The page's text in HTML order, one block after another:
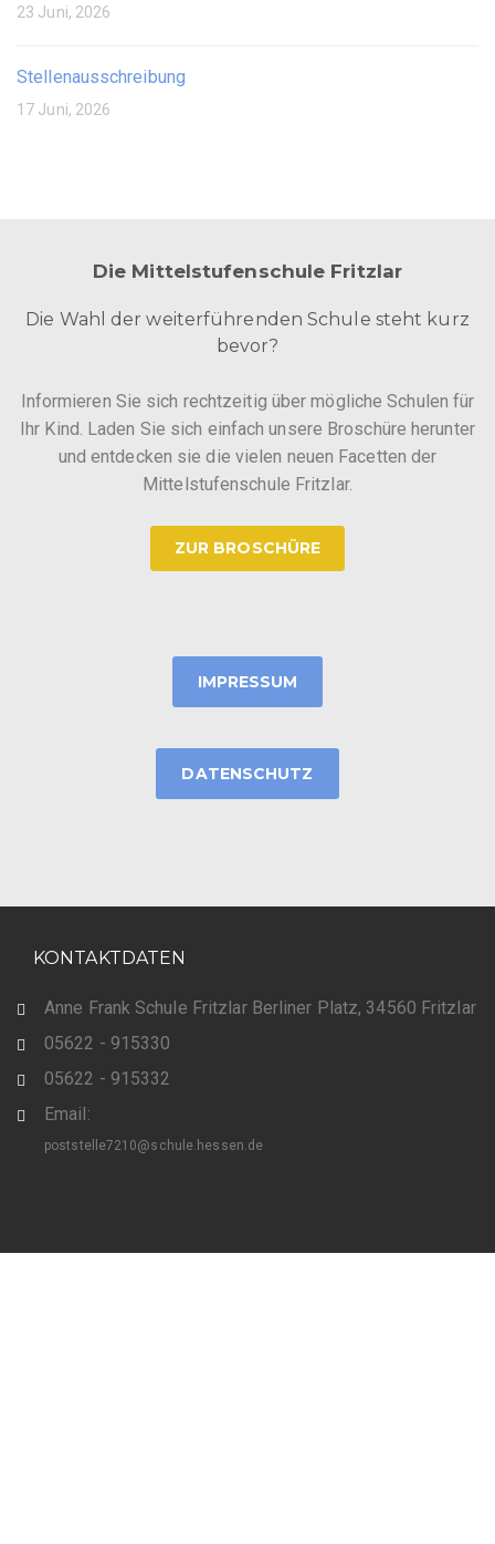
23 Juni, 2026
Stellenausschreibung
17 Juni, 2026
Die Mittelstufenschule Fritzlar
Die Wahl der weiterführenden Schule steht kurz
bevor?
Informieren Sie sich rechtzeitig über mögliche Schulen für
Ihr Kind. Laden Sie sich einfach unsere Broschüre herunter
und entdecken sie die vielen neuen Facetten der
Mittelstufenschule Fritzlar.
ZUR BROSCHÜRE
IMPRESSUM
DATENSCHUTZ
KONTAKTDATEN
Anne Frank Schule Fritzlar Berliner Platz, 34560 Fritzlar
05622 - 915330
05622 - 915332
Email:
poststelle7210@schule.hessen.de